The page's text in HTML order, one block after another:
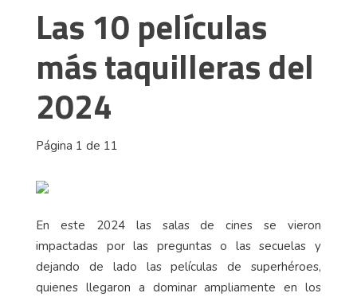
Las 10 películas
más taquilleras del
2024
Página 1 de 11
En este 2024 las salas de cines se vieron
impactadas por las preguntas o las secuelas y
dejando de lado las películas de superhéroes,
quienes llegaron a dominar ampliamente en los